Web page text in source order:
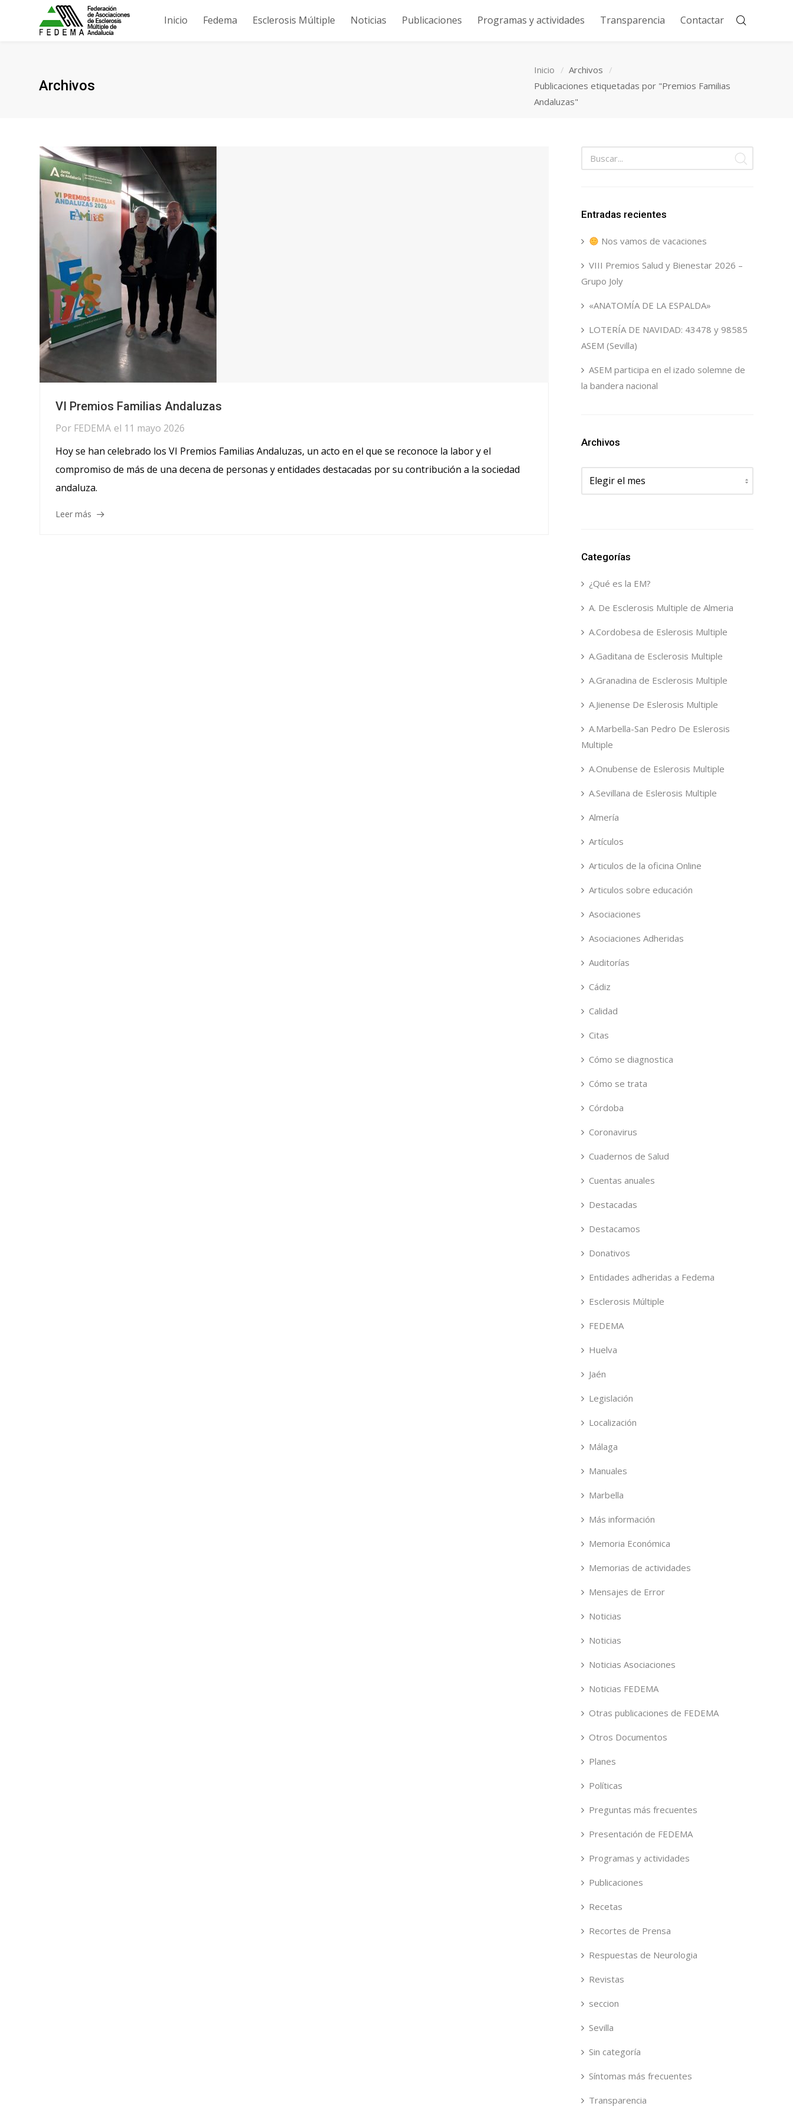
Inicio Fedema Esclerosis Múltiple Noticias Publicaciones Programas y actividades Transparencia Contactar
Archivos
Inicio
Archivos
Publicaciones etiquetadas por "Premios Familias
Andaluzas"
VI Premios Familias Andaluzas
Por FEDEMA el 11 mayo 2026
Hoy se han celebrado los VI Premios Familias Andaluzas, un acto en el que se reconoce la labor y el
compromiso de más de una decena de personas y entidades destacadas por su contribución a la sociedad
andaluza.
Leer más
Entradas recientes
Nos vamos de vacaciones
VIII Premios Salud y Bienestar 2026 –
Grupo Joly
«ANATOMÍA DE LA ESPALDA»
LOTERÍA DE NAVIDAD: 43478 y 98585
ASEM (Sevilla)
ASEM participa en el izado solemne de
la bandera nacional
Archivos
Archivos
Categorías
¿Qué es la EM?
A. De Esclerosis Multiple de Almeria
A.Cordobesa de Eslerosis Multiple
A.Gaditana de Esclerosis Multiple
A.Granadina de Esclerosis Multiple
A.Jienense De Eslerosis Multiple
A.Marbella-San Pedro De Eslerosis
Multiple
A.Onubense de Eslerosis Multiple
A.Sevillana de Eslerosis Multiple
Almería
Artículos
Articulos de la oficina Online
Articulos sobre educación
Asociaciones
Asociaciones Adheridas
Auditorías
Cádiz
Calidad
Citas
Cómo se diagnostica
Cómo se trata
Córdoba
Coronavirus
Cuadernos de Salud
Cuentas anuales
Destacadas
Destacamos
Donativos
Entidades adheridas a Fedema
Esclerosis Múltiple
FEDEMA
Huelva
Jaén
Legislación
Localización
Málaga
Manuales
Marbella
Más información
Memoria Económica
Memorias de actividades
Mensajes de Error
Noticias
Noticias
Noticias Asociaciones
Noticias FEDEMA
Otras publicaciones de FEDEMA
Otros Documentos
Planes
Políticas
Preguntas más frecuentes
Presentación de FEDEMA
Programas y actividades
Publicaciones
Recetas
Recortes de Prensa
Respuestas de Neurologia
Revistas
seccion
Sevilla
Sin categoría
Síntomas más frecuentes
Transparencia